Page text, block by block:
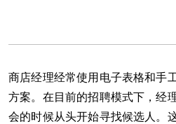
商店经理经常使用电子表格和手
方案。在目前的招聘模式下，经
会的时候从头开始寻找候选人。